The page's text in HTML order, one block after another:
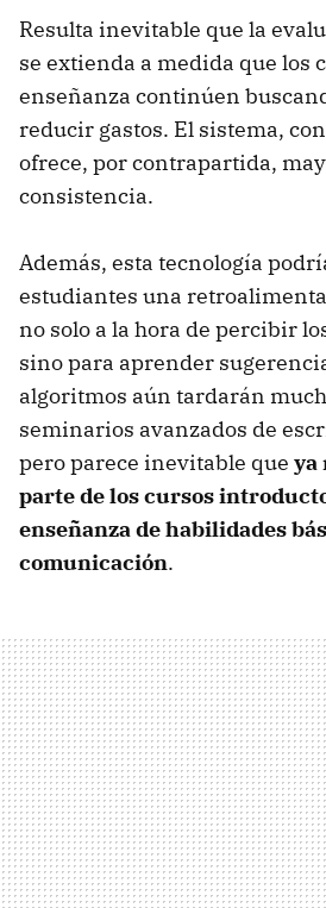
Resulta inevitable que la
se extienda a medida que los
enseñanza continúen
reducir gastos. El sistema,
ofrece, por contrapartida,
consistencia.
Además, esta tecnología
estudiantes una
no solo a la hora de percibir
sino para aprender
algoritmos aún tardarán
seminarios avanzados de
pero parece inevitable que ya
parte de los cursos
enseñanza de habilidades
comunicación.